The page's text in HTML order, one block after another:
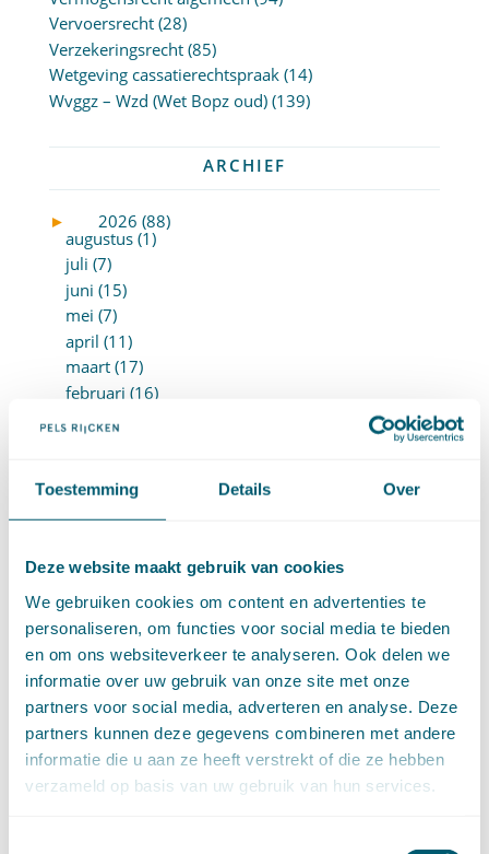
Toestemming Details Over
Deze website maakt gebruik van cookies
We gebruiken cookies om content en advertenties te
personaliseren, om functies voor social media te bieden
en om ons websiteverkeer te analyseren. Ook delen we
informatie over uw gebruik van onze site met onze
partners voor social media, adverteren en analyse. Deze
partners kunnen deze gegevens combineren met andere
informatie die u aan ze heeft verstrekt of die ze hebben
verzameld op basis van uw gebruik van hun services.
Vervoersrecht(28)
Verzekeringsrecht(85)
Wetgeving cassatierechtspraak(14)
Wvggz – Wzd (Wet Bopz oud)(139)
ARCHIEF
►
2026 (88)
augustus (1)
juli (7)
juni (15)
mei (7)
april (11)
maart (17)
februari (16)
januari (14)
november (15)
augustus (6)
juni (13)
mei (13)
april (15)
maart (8)
februari (16)
januari (15)
►
2024 (161)
december (16)